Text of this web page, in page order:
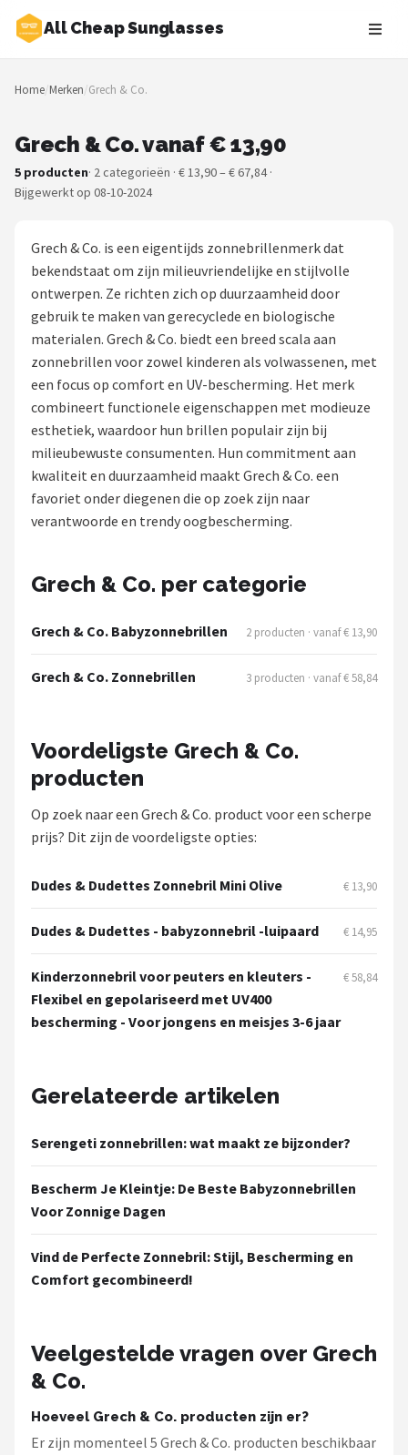
All Cheap Sunglasses
Zoeken
NAVIGATIE
Merken
Zonnebrillen
Baby zonnebrillen
Shop
POPULAIRE MERKEN
Kingseven
Montuurtjevoorjou
Fako Fashion®
Guess
Fako Sunglasses®
Zonnebril Dames
Home/Merken/Grech & Co.
Grech & Co. vanaf € 13,90
5 producten· 2 categorieën · € 13,90 – € 67,84 ·
Bijgewerkt op 08-10-2024
Grech & Co. is een eigentijds zonnebrillenmerk dat
bekendstaat om zijn milieuvriendelijke en stijlvolle
ontwerpen. Ze richten zich op duurzaamheid door
gebruik te maken van gerecyclede en biologische
materialen. Grech & Co. biedt een breed scala aan
zonnebrillen voor zowel kinderen als volwassenen, met
een focus op comfort en UV-bescherming. Het merk
combineert functionele eigenschappen met modieuze
esthetiek, waardoor hun brillen populair zijn bij
milieubewuste consumenten. Hun commitment aan
kwaliteit en duurzaamheid maakt Grech & Co. een
favoriet onder diegenen die op zoek zijn naar
verantwoorde en trendy oogbescherming.
Grech & Co. per categorie
Grech & Co. Babyzonnebrillen 2 producten · vanaf € 13,90
Grech & Co. Zonnebrillen 3 producten · vanaf € 58,84
Voordeligste Grech & Co.
producten
Op zoek naar een Grech & Co. product voor een scherpe
prijs? Dit zijn de voordeligste opties:
Dudes & Dudettes Zonnebril Mini Olive € 13,90
Dudes & Dudettes - babyzonnebril -luipaard € 14,95
Kinderzonnebril voor peuters en kleuters -
Flexibel en gepolariseerd met UV400
bescherming - Voor jongens en meisjes 3-6 jaar
€ 58,84
Gerelateerde artikelen
Serengeti zonnebrillen: wat maakt ze bijzonder?
Bescherm Je Kleintje: De Beste Babyzonnebrillen
Voor Zonnige Dagen
Vind de Perfecte Zonnebril: Stijl, Bescherming en
Comfort gecombineerd!
Veelgestelde vragen over Grech
& Co.
Hoeveel Grech & Co. producten zijn er?
Er zijn momenteel 5 Grech & Co. producten beschikbaar